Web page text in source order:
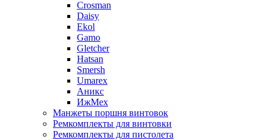
Crosman
Daisy
Ekol
Gamo
Gletcher
Hatsan
Smersh
Umarex
Аникс
ИжМех
Манжеты поршня винтовок
Ремкомплекты для винтовки
Ремкомплекты для пистолета